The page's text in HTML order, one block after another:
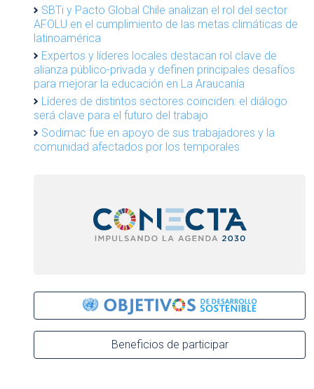
SBTi y Pacto Global Chile analizan el rol del sector
AFOLU en el cumplimiento de las metas climáticas de
latinoamérica
Expertos y líderes locales destacan rol clave de
alianza público-privada y definen principales desafíos
para mejorar la educación en La Araucanía
Líderes de distintos sectores coinciden: el diálogo
será clave para el futuro del trabajo
Sodimac fue en apoyo de sus trabajadores y la
comunidad afectados por los temporales
Beneficios de participar